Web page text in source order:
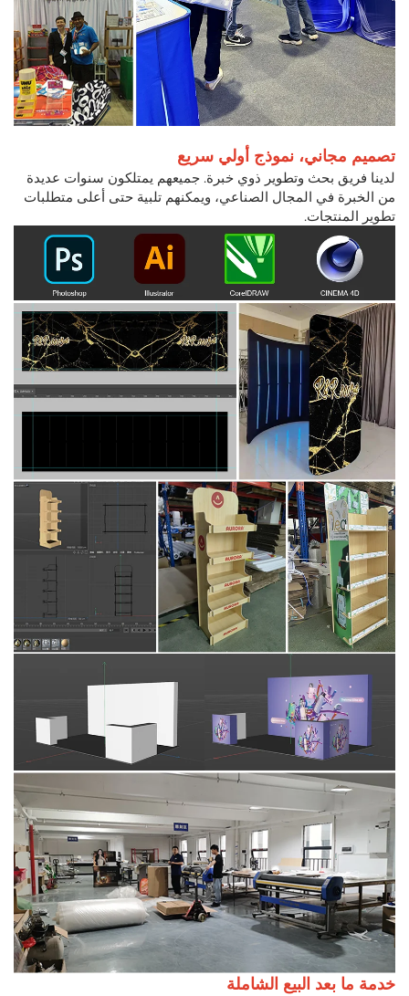
تصميم مجاني، نموذج أولي سريع
لدينا فريق بحث وتطوير ذوي خبرة. جميعهم يمتلكون سنوات عديدة
من الخبرة في المجال الصناعي، ويمكنهم تلبية حتى أعلى متطلبات
تطوير المنتجات.
خدمة ما بعد البيع الشاملة